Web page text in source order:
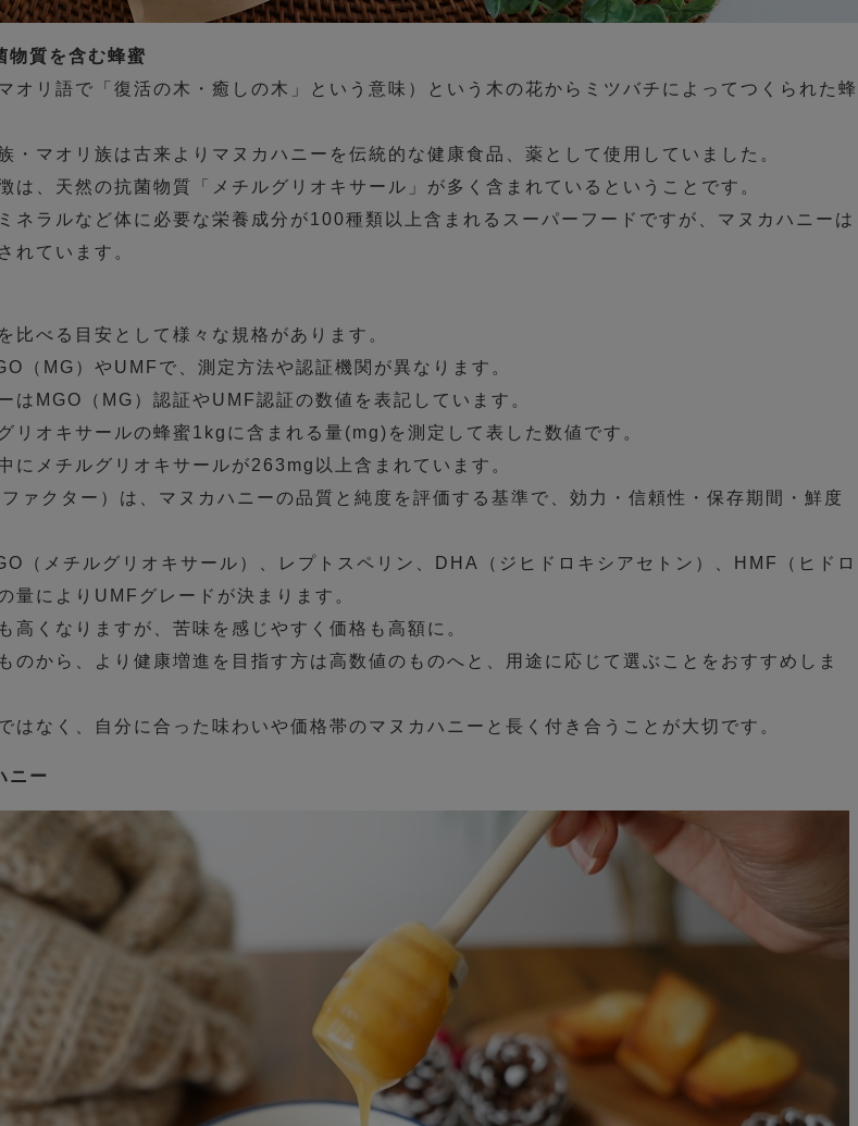
物質を含む蜂蜜
オリ語で「復活の木・癒しの木」という意味）という木の花からミツバチによってつくられた蜂
・マオリ族は古来よりマヌカハニーを伝統的な健康食品、薬として使用していました。
は、天然の抗菌物質「メチルグリオキサール」が多く含まれているということです。
ネラルなど体に必要な栄養成分が100種類以上含まれるスーパーフードですが、マヌカハニーは
れています。
比べる目安として様々な規格があります。
（MG）やUMFで、測定方法や認証機関が異なります。
はMGO（MG）認証やUMF認証の数値を表記しています。
リオキサールの蜂蜜1kgに含まれる量(mg)を測定して表した数値です。
にメチルグリオキサールが263mg以上含まれています。
ァクター）は、マヌカハニーの品質と純度を評価する基準で、効力・信頼性・保存期間・鮮度
（メチルグリオキサール）、レプトスペリン、DHA（ジヒドロキシアセトン）、HMF（ヒドロ
量によりUMFグレードが決まります。
高くなりますが、苦味を感じやすく価格も高額に。
のから、より健康増進を目指す方は高数値のものへと、用途に応じて選ぶことをおすすめしま
はなく、自分に合った味わいや価格帯のマヌカハニーと長く付き合うことが大切です。
ニー